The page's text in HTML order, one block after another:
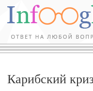
Карибский